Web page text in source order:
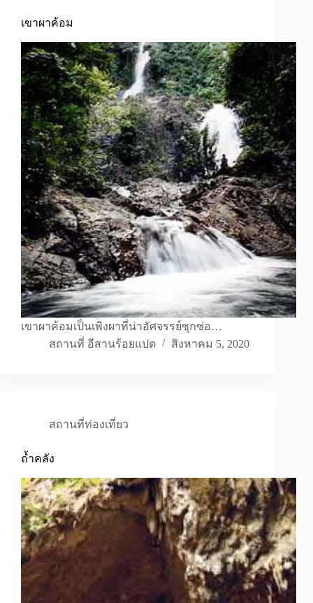
เขาผาค้อม
เขาผาค้อมเป็นเพิงผาที่น่าอัศจรรย์ซุกซ่อ…
สถานที่ อีสานร้อยแปด
สิงหาคม 5, 2020
สถานที่ท่องเที่ยว
ถ้ำคลัง